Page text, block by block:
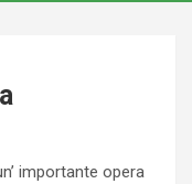
importante opera